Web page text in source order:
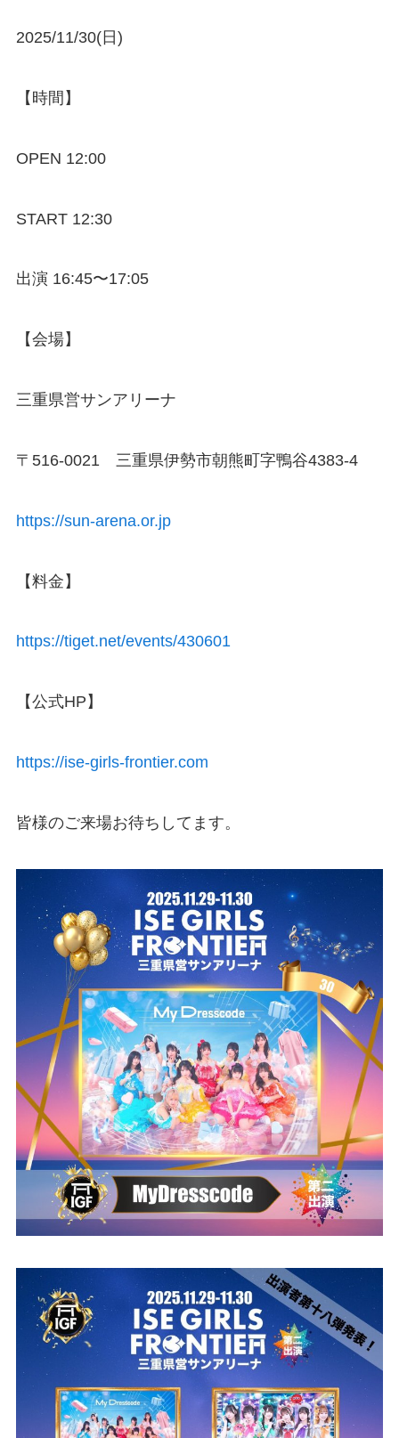
2025/11/30(日)
【時間】
OPEN 12:00
START 12:30
出演 16:45〜17:05
【会場】
三重県営サンアリーナ
〒516-0021 三重県伊勢市朝熊町字鴨谷4383-4
https://sun-arena.or.jp
【料金】
https://tiget.net/events/430601
【公式HP】
https://ise-girls-frontier.com
皆様のご来場お待ちしてます。